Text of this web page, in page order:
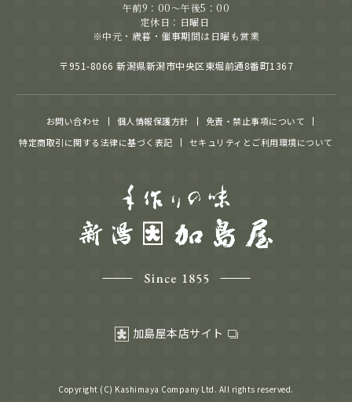
午前9：00～午後5：00
定休日：日曜日
※中元・歳暮・催事期間は日曜も営業
〒951-8066 新潟県新潟市中央区東堀前通8番町1367
お問い合わせ 個人情報保護方針
免責・禁止事項について
特定商取引に関する法律に基づく表記
セキュリティとご利用環境について
加島屋本店サイト
Copyright (C) Kashimaya Company Ltd. All rights reserved.